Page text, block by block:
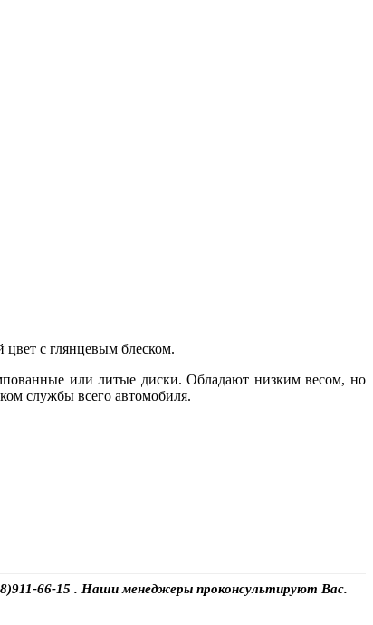
с глянцевым блеском.
или литые диски. Обладают низким весом, но
службы всего автомобиля.
66-15 . Наши менеджеры проконсультируют Вас.